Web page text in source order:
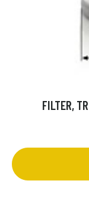
FILTER,